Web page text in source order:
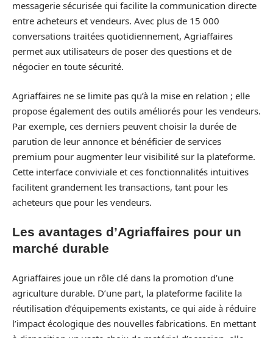
messagerie sécurisée qui facilite la communication directe
entre acheteurs et vendeurs. Avec plus de 15 000
conversations traitées quotidiennement, Agriaffaires
permet aux utilisateurs de poser des questions et de
négocier en toute sécurité.
Agriaffaires ne se limite pas qu’à la mise en relation ; elle
propose également des outils améliorés pour les vendeurs.
Par exemple, ces derniers peuvent choisir la durée de
parution de leur annonce et bénéficier de services
premium pour augmenter leur visibilité sur la plateforme.
Cette interface conviviale et ces fonctionnalités intuitives
facilitent grandement les transactions, tant pour les
acheteurs que pour les vendeurs.
Les avantages d’Agriaffaires pour un
marché durable
Agriaffaires joue un rôle clé dans la promotion d’une
agriculture durable. D’une part, la plateforme facilite la
réutilisation d’équipements existants, ce qui aide à réduire
l’impact écologique des nouvelles fabrications. En mettant